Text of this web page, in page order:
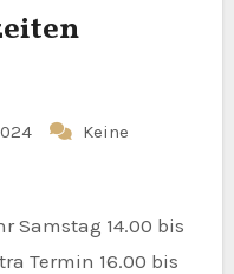
Keine
Termin 16.00 bis